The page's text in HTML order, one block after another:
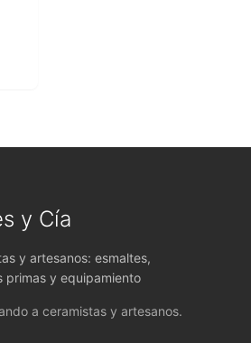
FRENCH DIMENSIONS
MAYCO FIRED PRODUCTS ACCESSORI
OPAQUE
SHEER
UNDERGLAZES
y Cía
y artesanos: esmaltes,
primas y equipamiento
a ceramistas y artesanos.